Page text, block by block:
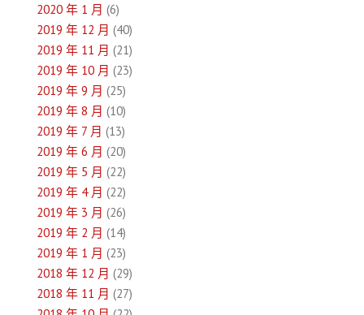
2020 年 1 月 (6)
2019 年 12 月 (40)
2019 年 11 月 (21)
2019 年 10 月 (23)
2019 年 9 月 (25)
2019 年 8 月 (10)
2019 年 7 月 (13)
2019 年 6 月 (20)
2019 年 5 月 (22)
2019 年 4 月 (22)
2019 年 3 月 (26)
2019 年 2 月 (14)
2019 年 1 月 (23)
2018 年 12 月 (29)
2018 年 11 月 (27)